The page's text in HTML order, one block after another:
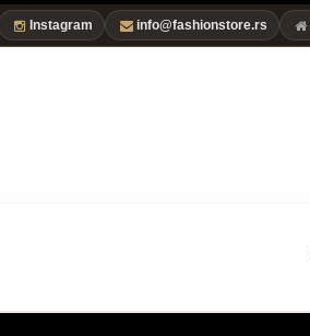
Instagram info@fashionstore.rs